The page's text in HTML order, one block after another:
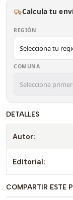
Calcula tu
REGIÓN
COMUNA
DETALLES
Autor:
Editorial:
COMPARTIR ESTE